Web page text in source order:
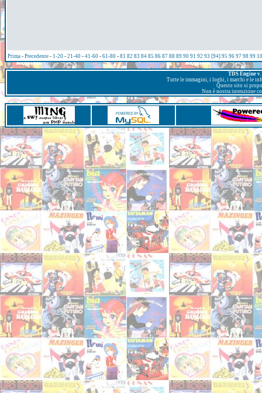
Prima - Precedente - 1-20 - 21-40 - 41-60 - 61-80 - 81 82 83 84 85 86 87 88 89 90 91 92 93 [94] 95 96 97 98 99
TDS Engine
Tutte le immagini, i loghi, i marchi e le
Questo sito si
Non è nostra intenzione